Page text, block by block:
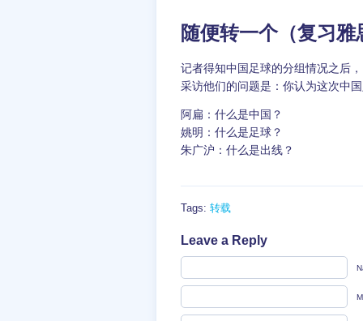
随便转一个（复习
记者得知中国足球的分组情况之后
采访他们的问题是：你认为这次中
阿扁：什么是中国？
姚明：什么是足球？
朱广沪：什么是出线？
Tags: 转载
Leave a Reply